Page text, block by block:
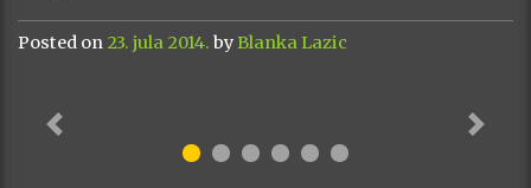
Posted on 23. jula 2014. by Blanka Lazic
Previous Next